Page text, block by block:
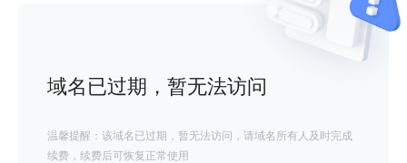
域名已过期，暂无法访问
温馨提醒：该域名已过期，暂无法访问，请域名所有人及时完成
续费，续费后可恢复正常使用